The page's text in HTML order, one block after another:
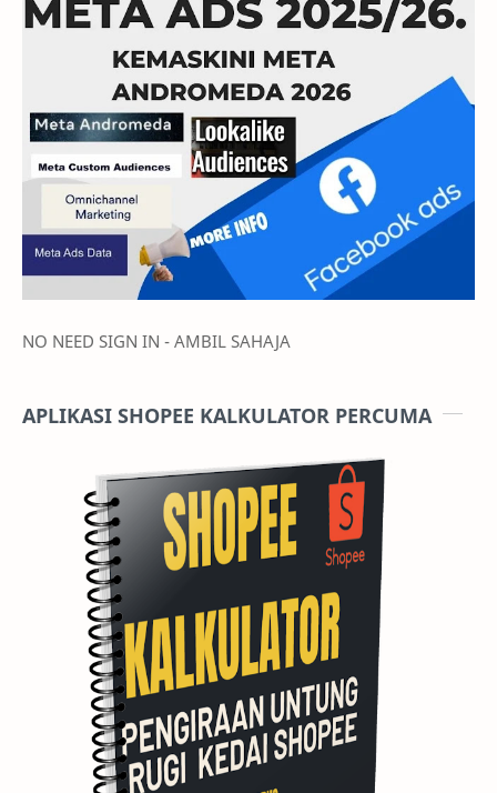
NO NEED SIGN IN - AMBIL SAHAJA
APLIKASI SHOPEE KALKULATOR PERCUMA